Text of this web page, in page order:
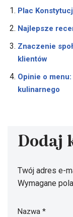
Plac
Najlepsze
Znaczenie
klientów
Opinie o
kulinarnego
Dodaj
Twój adres e-
Wymagane
Nazwa *